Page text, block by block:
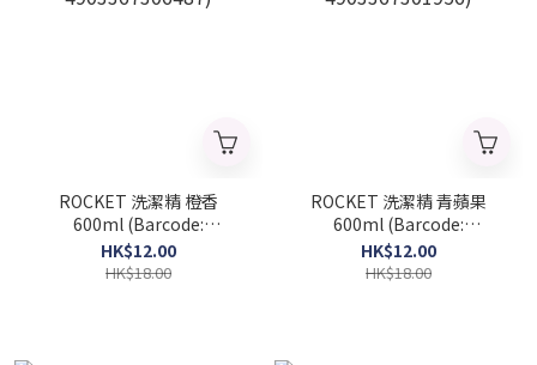
ROCKET 洗潔精 橙香
600ml (Barcode:
4903367306487)
HK$12.00
HK$18.00
ROCKET 洗潔精 青蘋果
600ml (Barcode:
4903367301956)
HK$12.00
HK$18.00